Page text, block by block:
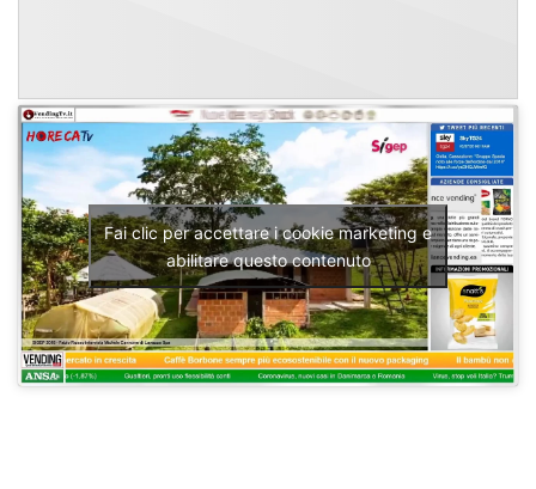
Fai clic per accettare i cookie marketing e
abilitare questo contenuto